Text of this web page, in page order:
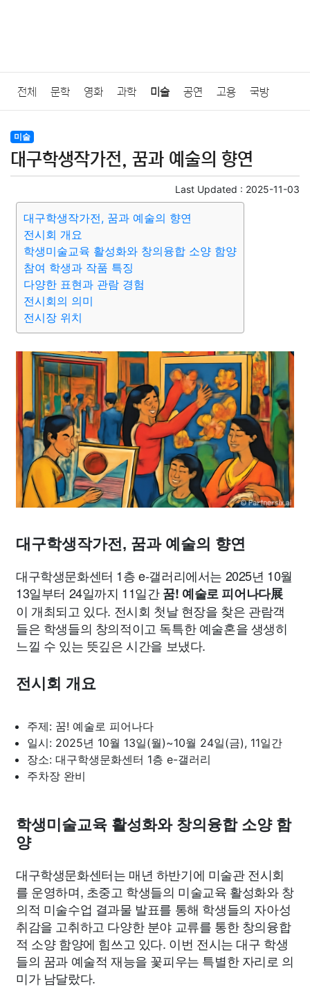
전체 문학 영화 과학 미술 공연 고용 국방
법률
질병 가요 방송 일상 주식 암호화폐 블록체인
결혼 육아 반려동물 패션 미용 증권 인테리어
요리 상품리뷰 원예 금융 게임 스포츠
대출 자동차 취미 여행
종교 사회
부동산 외국어 교육 교통 생활 기타
미술
대구학생작가전, 꿈과 예술의 향연
Last Updated : 2025-11-03
대구학생작가전, 꿈과 예술의 향연
전시회 개요
학생미술교육 활성화와 창의융합 소양 함양
참여 학생과 작품 특징
다양한 표현과 관람 경험
전시회의 의미
전시장 위치
대구학생작가전, 꿈과 예술의 향연
대구학생문화센터 1층 e-갤러리에서는 2025년 10월
13일부터 24일까지 11일간꿈! 예술로 피어나다展
이 개최되고 있다. 전시회 첫날 현장을 찾은 관람객
들은 학생들의 창의적이고 독특한 예술혼을 생생히
느낄 수 있는 뜻깊은 시간을 보냈다.
전시회 개요
주제: 꿈! 예술로 피어나다
일시: 2025년 10월 13일(월)~10월 24일(금), 11일간
장소: 대구학생문화센터 1층 e-갤러리
주차장 완비
학생미술교육 활성화와 창의융합 소양 함
양
대구학생문화센터는 매년 하반기에 미술관 전시회
를 운영하며, 초중고 학생들의 미술교육 활성화와 창
의적 미술수업 결과물 발표를 통해 학생들의 자아성
취감을 고취하고 다양한 분야 교류를 통한 창의융합
적 소양 함양에 힘쓰고 있다. 이번 전시는 대구 학생
들의 꿈과 예술적 재능을 꽃피우는 특별한 자리로 의
미가 남달랐다.